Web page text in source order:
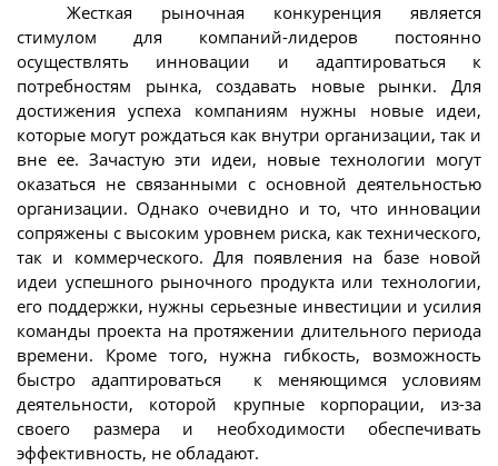
Жесткая рыночная конкуренция является
стимулом для компаний-лидеров постоянно
осуществлять инновации и адаптироваться к
потребностям рынка, создавать новые рынки. Для
достижения успеха компаниям нужны новые идеи,
которые могут рождаться как внутри организации, так и
вне ее. Зачастую эти идеи, новые технологии могут
оказаться не связанными с основной деятельностью
организации. Однако очевидно и то, что инновации
сопряжены с высоким уровнем риска, как технического,
так и коммерческого. Для появления на базе новой
идеи успешного рыночного продукта или технологии,
его поддержки, нужны серьезные инвестиции и усилия
команды проекта на протяжении длительного периода
времени. Кроме того, нужна гибкость, возможность
быстро адаптироваться к меняющимся условиям
деятельности, которой крупные корпорации, из-за
своего размера и необходимости обеспечивать
эффективность, не обладают.